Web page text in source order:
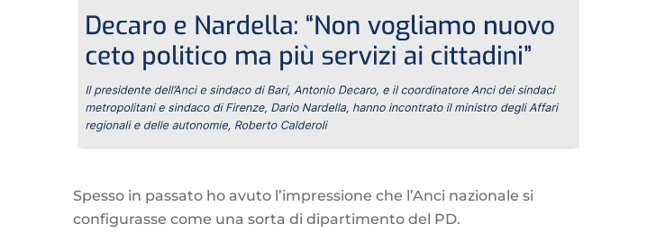
Spesso in passato ho avuto l’impressione che l’Anci nazionale si
configurasse come una sorta di dipartimento del PD.